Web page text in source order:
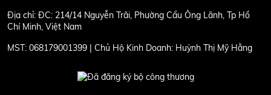
Địa chỉ: ĐC: 214/14 Nguyễn Trãi, Phường Cầu Ông Lãnh, Tp Hồ
Chí Minh, Việt Nam
MST: 068179001399 | Chủ Hộ Kinh Doanh: Huỳnh Thị Mỹ Hằng